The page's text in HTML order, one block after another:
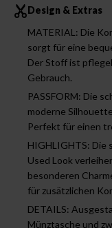
Design & Extras
MATERIAL: Die
sorgt für eine
Der Stoff ist
Gebrauch.
PASSFORM: Die
moderne
Perfekt für einen
HIGHLIGHTS: Die
Used Look
besonderen
für zusätzlichen
DETAILS:
Münztasche und